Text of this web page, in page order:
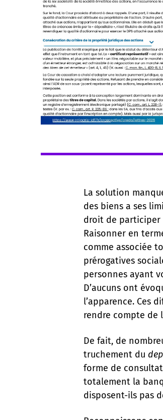
La solution
des biens a ses
droit de participer
Raisonner en
comme associée
prérogatives
personnes ayant
D’aucuns ont
l’apparence. Ces
rendre compte de
De fait, de
truchement du
forme de
totalement la
disposent-ils pas